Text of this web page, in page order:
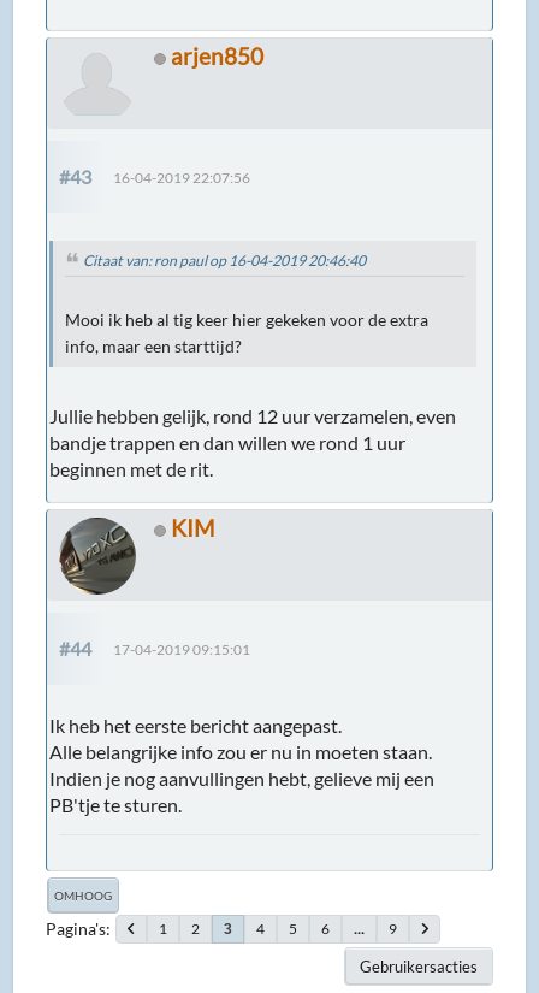
arjen850
#43 16-04-2019 22:07:56
Citaat van: ron paul op 16-04-2019 20:46:40
Mooi ik heb al tig keer hier gekeken voor de extra
info, maar een starttijd?
Jullie hebben gelijk, rond 12 uur verzamelen, even
bandje trappen en dan willen we rond 1 uur
beginnen met de rit.
KIM
#44 17-04-2019 09:15:01
Ik heb het eerste bericht aangepast.
Alle belangrijke info zou er nu in moeten staan.
Indien je nog aanvullingen hebt, gelieve mij een
PB'tje te sturen.
OMHOOG
Pagina's 1 2 3 4 5 6 ... 9
Gebruikersacties